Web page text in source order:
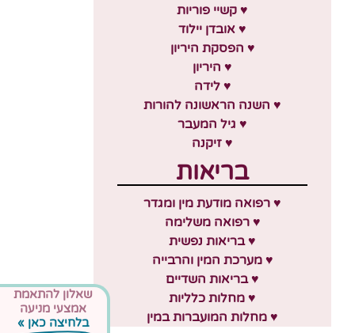
♥ קשיי פוריות
♥ אובדן יילוד
♥ הפסקת היריון
♥ היריון
♥ לידה
♥ השנה הראשונה להורות
♥ גיל המעבר
♥ זיקנה
בריאות
♥ רפואה מודעת מין ומגדר
♥ רפואה משלימה
♥ בריאות נפשית
♥ מערכת המין והרבייה
♥ בריאות השדיים
♥ מחלות כלליות
♥ מחלות המועברות במין
שאלון להתאמת
אמצעי מניעה
בלחיצה כאן »